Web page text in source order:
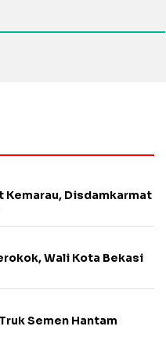
Kemarau, Disdamkarmat
Wali Kota Bekasi
Semen Hantam